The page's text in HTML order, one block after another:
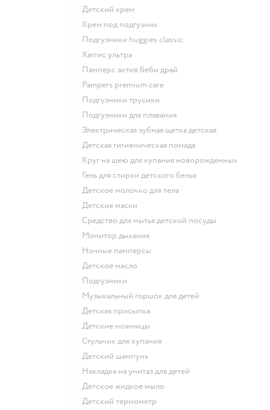
детский крем
крем под подгузник
подгузники huggies classic
хаггис ультра
памперс актив беби драй
pampers premium care
подгузники трусики
подгузники для плавания
электрическая зубная щетка детская
детская гигиеническая помада
круг на шею для купания новорожденных
гель для стирки детского белья
детское молочко для тела
детские маски
средство для мытья детской посуды
монитор дыхания
ночные памперсы
детское масло
подгузники
музыкальный горшок для детей
детская присыпка
детские ножницы
стульчик для купания
детский шампунь
накладка на унитаз для детей
детское жидкое мыло
детский термометр